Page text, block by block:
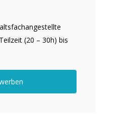
(20 – 30h) bis